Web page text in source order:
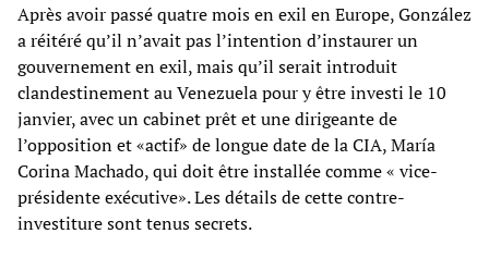
Après avoir passé quatre mois en exil en Europe, González
a réitéré qu’il n’avait pas l’intention d’instaurer un
gouvernement en exil, mais qu’il serait introduit
clandestinement au Venezuela pour y être investi le 10
janvier, avec un cabinet prêt et une dirigeante de
l’opposition et «actif» de longue date de la CIA, María
Corina Machado, qui doit être installée comme « vice-
présidente exécutive». Les détails de cette contre-
investiture sont tenus secrets.